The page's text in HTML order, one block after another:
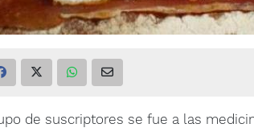
de suscriptores se fue a las